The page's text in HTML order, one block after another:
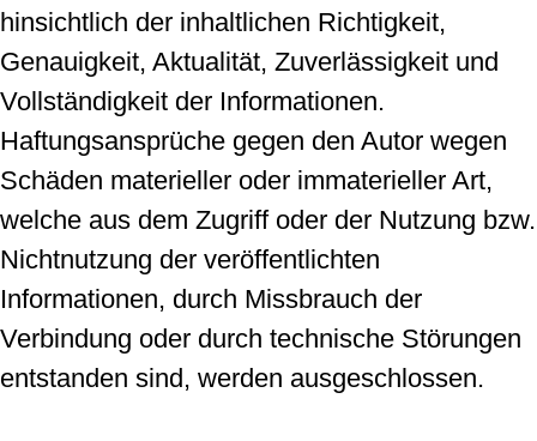
hinsichtlich der inhaltlichen Richtigkeit,
Genauigkeit, Aktualität, Zuverlässigkeit und
Vollständigkeit der Informationen.
Haftungsansprüche gegen den Autor wegen
Schäden materieller oder immaterieller Art,
welche aus dem Zugriff oder der Nutzung bzw.
Nichtnutzung der veröffentlichten
Informationen, durch Missbrauch der
Verbindung oder durch technische Störungen
entstanden sind, werden ausgeschlossen.